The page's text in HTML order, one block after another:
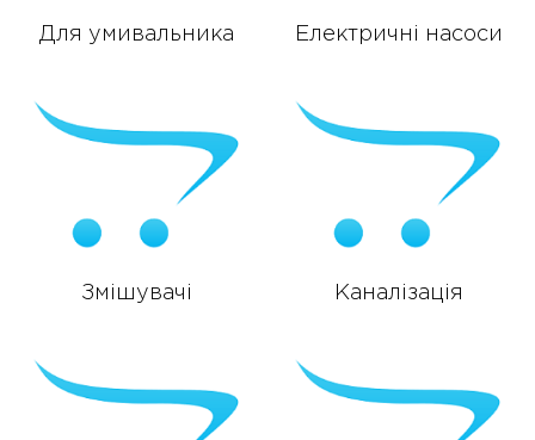
Для умивальника Електричні насоси
Змішувачі Каналізація